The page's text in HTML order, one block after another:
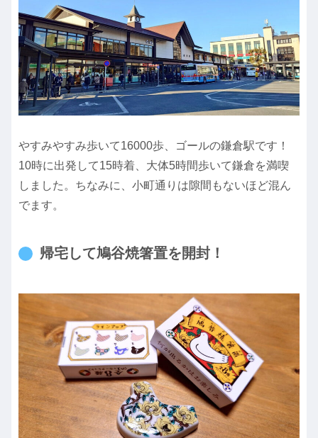
やすみやすみ歩いて16000歩、ゴールの鎌倉駅です！
10時に出発して15時着、大体5時間歩いて鎌倉を満喫
しました。ちなみに、小町通りは隙間もないほど混ん
でます。
帰宅して鳩谷焼箸置を開封！